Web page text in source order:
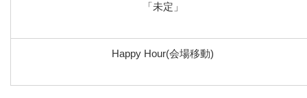
「未定」
Happy Hour(会場移動)